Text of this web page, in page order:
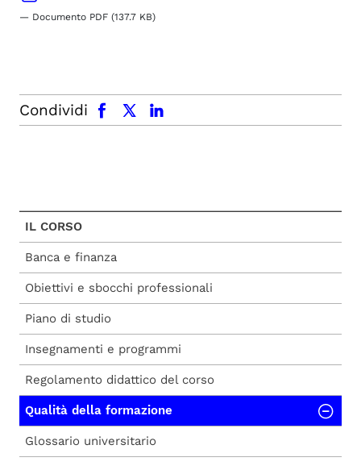
— Documento PDF (137.7 KB)
Condividi
facebook x.com linkedin
IL CORSO
Banca e finanza
Obiettivi e sbocchi professionali
Piano di studio
Insegnamenti e programmi
Regolamento didattico del corso
Qualità della formazione
Glossario universitario